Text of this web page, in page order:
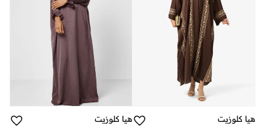
هيا كلوزيت
هيا كلوزيت